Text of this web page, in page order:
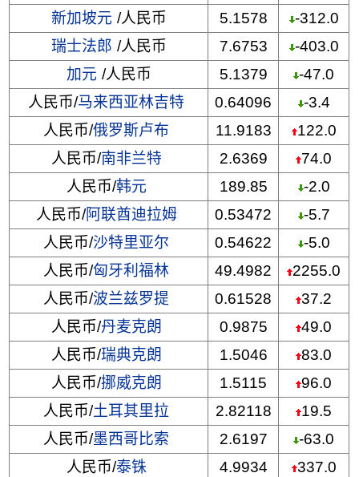
新加坡元 /人民币 5.1578
-312.0
瑞士法郎 /人民币 7.6753
-403.0
加元 /人民币 5.1379
-47.0
人民币/马来西亚林吉特 0.64096
-3.4
人民币/俄罗斯卢布 11.9183
122.0
人民币/南非兰特 2.6369
74.0
人民币/韩元 189.85
-2.0
人民币/阿联酋迪拉姆 0.53472
-5.7
人民币/沙特里亚尔 0.54622
-5.0
人民币/匈牙利福林 49.4982
2255.0
人民币/波兰兹罗提 0.61528
37.2
人民币/丹麦克朗 0.9875
49.0
人民币/瑞典克朗 1.5046
83.0
人民币/挪威克朗 1.5115
96.0
人民币/土耳其里拉 2.82118
19.5
人民币/墨西哥比索 2.6197
-63.0
人民币/泰铢 4.9934
337.0